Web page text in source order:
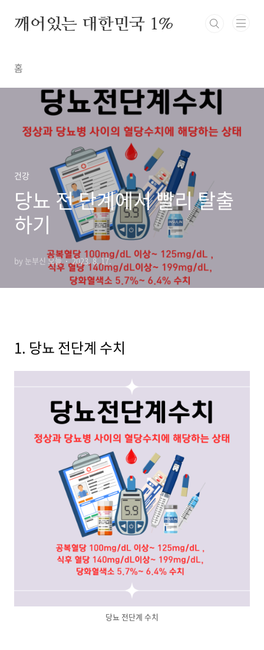
깨어있는 대한민국 1%
홈
건강
당뇨 전 단계에서 빨리 탈출
하기
by 눈부신 오늘 2023. 8. 17.
1. 당뇨 전단계 수치
당뇨 전단계 수치